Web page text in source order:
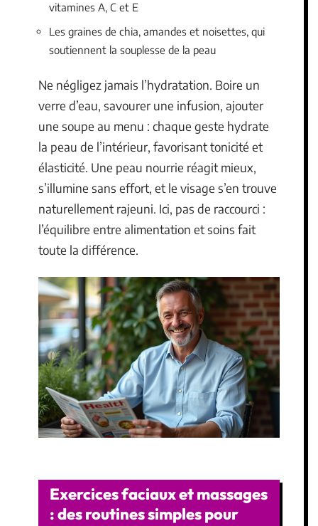
vitamines A, C et E
Les graines de chia, amandes et noisettes, qui
soutiennent la souplesse de la peau
Ne négligez jamais l’hydratation. Boire un
verre d’eau, savourer une infusion, ajouter
une soupe au menu : chaque geste hydrate
la peau de l’intérieur, favorisant tonicité et
élasticité. Une peau nourrie réagit mieux,
s’illumine sans effort, et le visage s’en trouve
naturellement rajeuni. Ici, pas de raccourci :
l’équilibre entre alimentation et soins fait
toute la différence.
Exercices faciaux et massages
: des routines simples pour